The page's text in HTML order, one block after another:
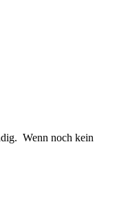
Wenn noch kein